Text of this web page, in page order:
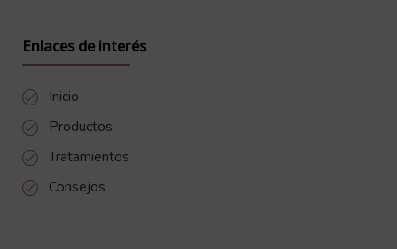
Enlaces de interés
Inicio
Productos
Tratamientos
Consejos